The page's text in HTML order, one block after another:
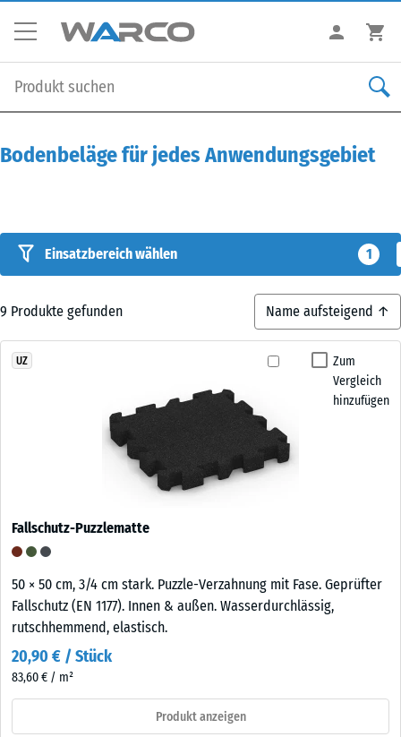
Bodenbeläge für jedes Anwendungsgebiet
Einsatzbereich wählen 1
9 Produkte gefunden
Zum
Vergleich
hinzufügen
UZ
Fallschutz-Puzzlematte
50 × 50 cm, 3/4 cm stark. Puzzle-Verzahnung mit Fase. Geprüfter
Fallschutz (EN 1177). Innen & außen. Wasserdurchlässig,
rutschhemmend, elastisch.
20,90 € / Stück
83,60 € / m²
Produkt anzeigen